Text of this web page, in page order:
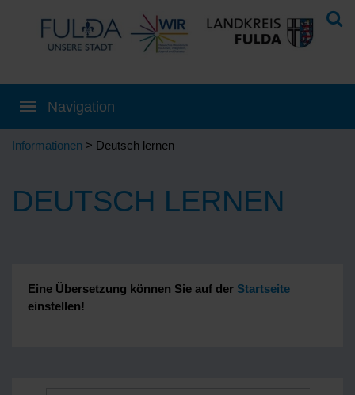
Informationen > Deutsch lernen
DEUTSCH LERNEN
Eine Übersetzung können Sie auf der Startseite
einstellen!